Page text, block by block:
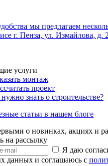
мы предлагаем
г. Пенза, ул. Измайлова, д.
услуги
монтаж
проект
знать о строительстве?
статьи в нашем блоге
о новинках, акциях и
на рассылку
Я даю
данных и соглашаюсь с